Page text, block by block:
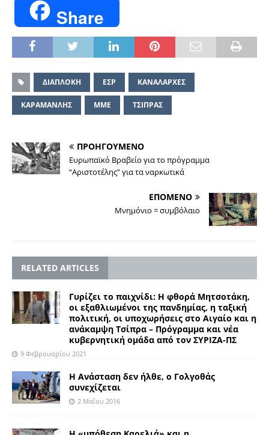
Share
ΔΙΑΠΛΟΚΗ ΕΣΡ ΚΑΝΑΛΑΡΧΕΣ
ΚΑΡΑΜΑΝΛΗΣ ΜΜΕ ΤΣΙΠΡΑΣ
ΠΡΟΗΓΟΥΜΕΝΟ
Ευρωπαϊκό Βραβείο για το πρόγραμμα
“Αριστοτέλης” για τα ναρκωτικά
ΕΠΟΜΕΝΟ
Μνημόνιο = συμβόλαιο
RELATED ARTICLES
Γυρίζει το παιχνίδι: Η φθορά Μητσοτάκη,
οι εξαθλιωμένοι της πανδημίας, η ταξική
πολιτική, οι υποχωρήσεις στο Αιγαίο και η
ανάκαμψη Τσίπρα – Πρόγραμμα και νέα
κυβερνητική ομάδα από τον ΣΥΡΙΖΑ-ΠΣ
9 Φεβρουαρίου 2021
Η Ανάσταση δεν ήλθε, ο Γολγοθάς
συνεχίζεται
2 Μαΐου 2016